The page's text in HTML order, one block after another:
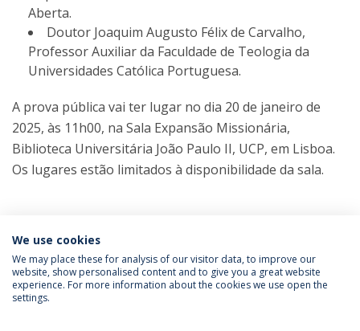
Aberta.
Doutor Joaquim Augusto Félix de Carvalho,
Professor Auxiliar da Faculdade de Teologia da
Universidades Católica Portuguesa.
A prova pública vai ter lugar no dia 20 de janeiro de
2025, às 11h00, na Sala Expansão Missionária,
Biblioteca Universitária João Paulo II, UCP, em Lisboa.
Os lugares estão limitados à disponibilidade da sala.
Doutoramento em Teologia
Política de Privacidade
Termos & Condições
We use cookies
We may place these for analysis of our visitor data, to improve our
website, show personalised content and to give you a great website
experience. For more information about the cookies we use open the
settings.